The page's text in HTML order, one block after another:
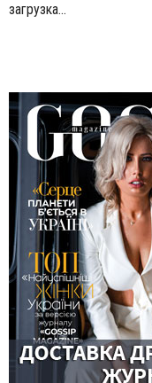
загрузка...